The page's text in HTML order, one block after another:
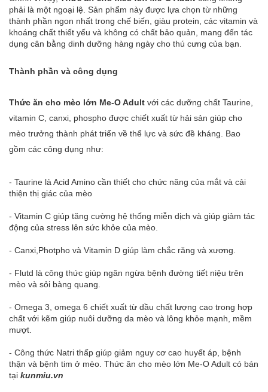
phải là một ngoại lệ. Sản phẩm này được lựa chọn từ những
thành phần ngon nhất trong chế biến, giàu protein, các vitamin và
khoáng chất thiết yếu và không có chất bảo quản, mang đến tác
dụng cân bằng dinh dưỡng hàng ngày cho thú cưng của bạn.
Thành phần và công dụng
Thức ăn cho mèo lớn Me-O Adult với các dưỡng chất Taurine,
vitamin C, canxi, phospho được chiết xuất từ hải sản giúp cho
mèo trưởng thành phát triển về thể lực và sức đề kháng. Bao
gồm các công dụng như:
- Taurine là Acid Amino cần thiết cho chức năng của mắt và cải
thiện thị giác của mèo
- Vitamin C giúp tăng cường hệ thống miễn dịch và giúp giảm tác
động của stress lên sức khỏe của mèo.
- Canxi,Photpho và Vitamin D giúp làm chắc răng và xương.
- Flutd là công thức giúp ngăn ngừa bệnh đường tiết niệu trên
mèo và sỏi bàng quang.
- Omega 3, omega 6 chiết xuất từ dầu chất lượng cao trong hợp
chất với kẽm giúp nuôi dưỡng da mèo và lông khỏe mạnh, mềm
mượt.
- Công thức Natri thấp giúp giảm nguy cơ cao huyết áp, bệnh
thận và bệnh tim ở mèo. Thức ăn cho mèo lớn Me-O Adult có bán
tại kunmiu.vn